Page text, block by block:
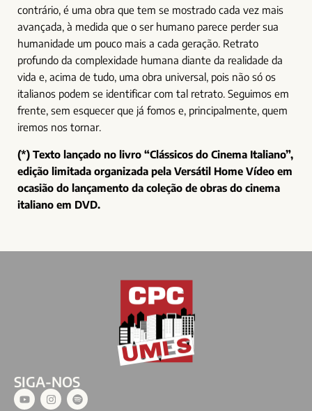
contrário, é uma obra que tem se mostrado cada vez mais
avançada, à medida que o ser humano parece perder sua
humanidade um pouco mais a cada geração. Retrato
profundo da complexidade humana diante da realidade da
vida e, acima de tudo, uma obra universal, pois não só os
italianos podem se identificar com tal retrato. Seguimos em
frente, sem esquecer que já fomos e, principalmente, quem
iremos nos tornar.
(*) Texto lançado no livro “Clássicos do Cinema Italiano”,
edição limitada organizada pela Versátil Home Vídeo em
ocasião do lançamento da coleção de obras do cinema
italiano em DVD.
SIGA-NOS